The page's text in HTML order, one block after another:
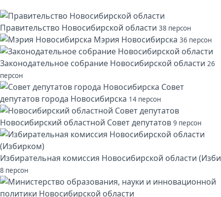
Правительство Новосибирской области 38 персон
Мэрия Новосибирска 36 персон
Законодательное собрание Новосибирской области 26
персон
Совет
депутатов города Новосибирска 14 персон
Новосибирский областной Совет депутатов 9 персон
Избирательная комиссия Новосибирской области (Изби
8 персон